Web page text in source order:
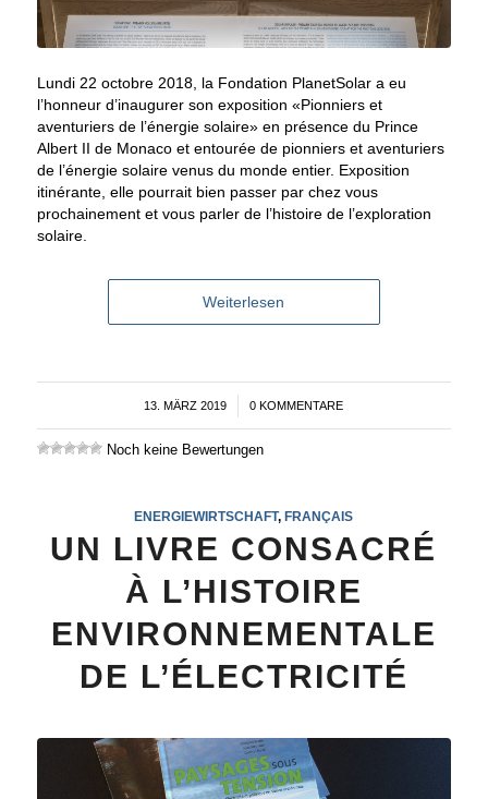
Lundi 22 octobre 2018, la Fondation PlanetSolar a eu
l’honneur d’inaugurer son exposition «Pionniers et
aventuriers de l’énergie solaire» en présence du Prince
Albert II de Monaco et entourée de pionniers et aventuriers
de l’énergie solaire venus du monde entier. Exposition
itinérante, elle pourrait bien passer par chez vous
prochainement et vous parler de l’histoire de l’exploration
solaire.
Weiterlesen
13. MÄRZ 2019
/ 0 KOMMENTARE
Noch keine Bewertungen
ENERGIEWIRTSCHAFT,FRANÇAIS
UN LIVRE CONSACRÉ
À L’HISTOIRE
ENVIRONNEMENTALE
DE L’ÉLECTRICITÉ